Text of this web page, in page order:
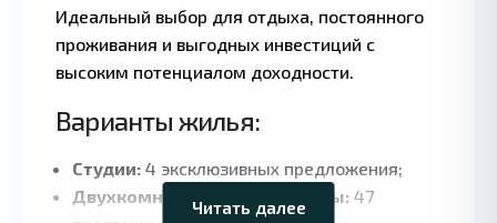
Идеальный выбор для отдыха, постоянного
проживания и выгодных инвестиций с
высоким потенциалом доходности.
Варианты жилья:
Студии: 4 эксклюзивных предложения;
Двухкомнатные апартаменты: 47
Читать далее